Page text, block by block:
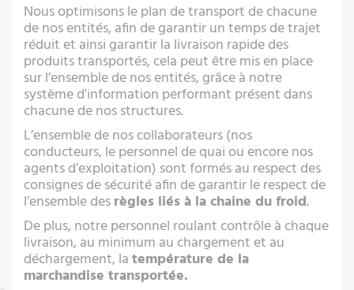
Nous optimisons le plan de transport de chacune
de nos entités, afin de garantir un temps de trajet
réduit et ainsi garantir la livraison rapide des
produits transportés, cela peut être mis en place
sur l’ensemble de nos entités, grâce à notre
système d'information performant présent dans
chacune de nos structures.
L’ensemble de nos collaborateurs (nos
conducteurs, le personnel de quai ou encore nos
agents d’exploitation) sont formés au respect des
consignes de sécurité afin de garantir le respect de
l’ensemble desrègles liés à la chaine du froid.
De plus, notre personnel roulant contrôle à chaque
livraison, au minimum au chargement et au
déchargement, latempérature de la
marchandise transportée.